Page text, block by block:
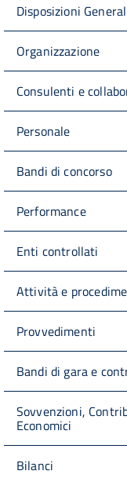
Disposizioni
Organizzazione
Consulenti e
Personale
Bandi di concorso
Performance
Enti controllati
Attività e
Provvedimenti
Bandi di gara e
Sovvenzioni,
Economici
Bilanci